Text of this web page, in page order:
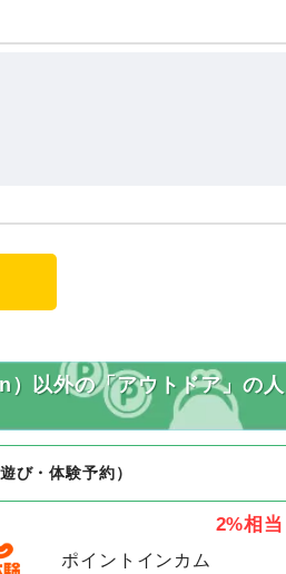
以外の「アウトドア」の人